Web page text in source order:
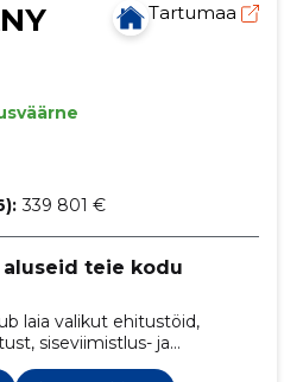
Tartumaa
339 801 €
teie kodu
laia valikut ehitustöid,
siseviimistlus- ja
betoonitöid ja